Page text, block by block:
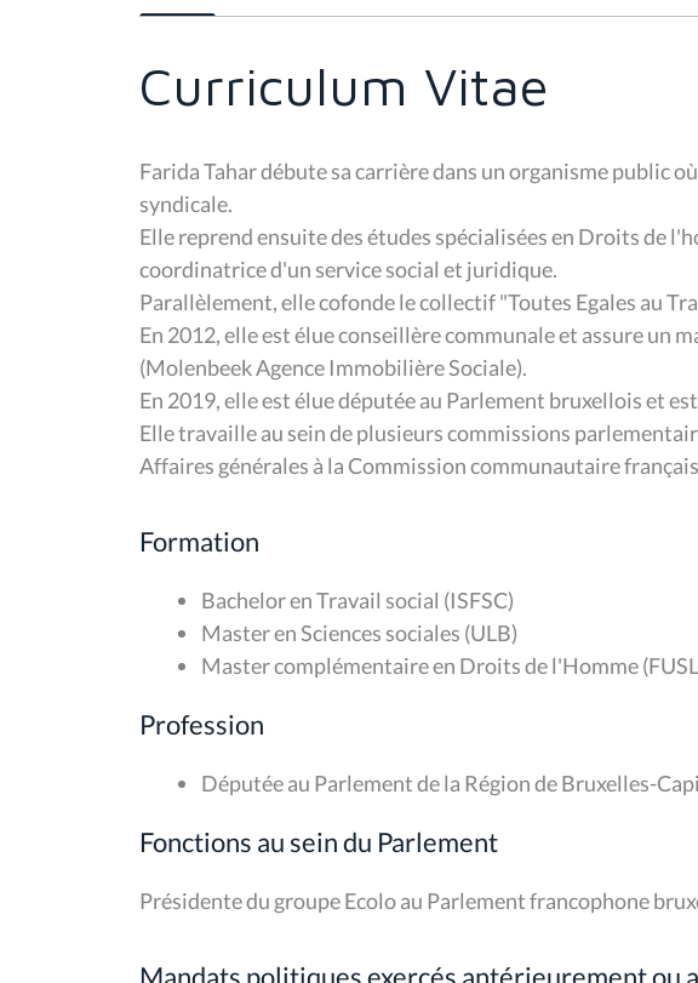
Curriculum Vitae
Farida Tahar débute sa carrière dans un organisme public
syndicale.
Elle reprend ensuite des études spécialisées en Droits de
coordinatrice d'un service social et juridique.
Parallèlement, elle cofonde le collectif "Toutes Egales au
En 2012, elle est élue conseillère communale et assure un
(Molenbeek Agence Immobilière Sociale).
En 2019, elle est élue députée au Parlement bruxellois et
Elle travaille au sein de plusieurs commissions
Affaires générales à la Commission communautaire
Formation
Bachelor en Travail social (ISFSC)
Master en Sciences sociales (ULB)
Master complémentaire en Droits de l'Homme
Profession
Députée au Parlement de la Région de Bruxelles-
Fonctions au sein du Parlement
Présidente du groupe Ecolo au Parlement francophone
Mandats politiques exercés antérieurement ou